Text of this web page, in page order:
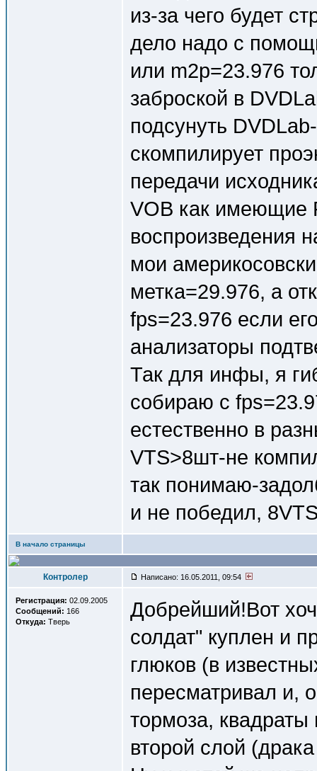
из-за чего будет
дело надо с
или m2p=23.976
заброской в
подсунуть
скомпилирует
передачи
VOB как имеющие
воспроизведения
мои
метка=29.976, а
fps=23.976 если
анализаторы
Так для инфы, я
собираю с
естественно в
VTS>8шт-не
так понимаю-
и не победил,
В начало страницы
Контролер Написано: 16.05.2011, 09:54
Регистрация: 02.09.2005
Сообщений: 166
Откуда: Тверь
Добрейший!Вот
солдат" куплен и
глюков (в
пересматривал и,
тормоза, квадраты
второй слой